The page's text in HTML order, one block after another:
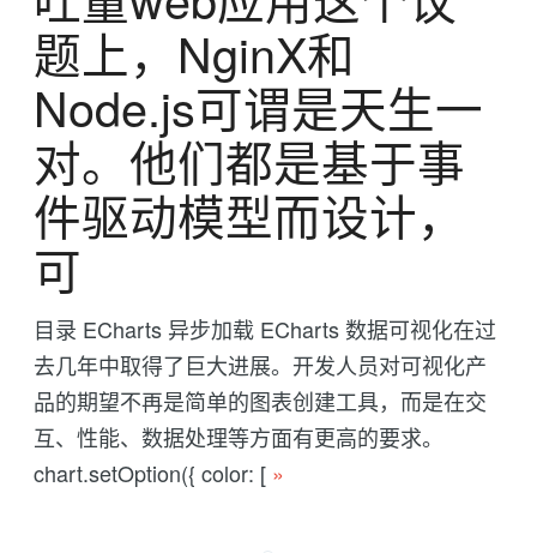
题上，NginX和
Node.js可谓是天生一
对。他们都是基于事
件驱动模型而设计，
可
目录 ECharts 异步加载 ECharts 数据可视化在过
去几年中取得了巨大进展。开发人员对可视化产
品的期望不再是简单的图表创建工具，而是在交
互、性能、数据处理等方面有更高的要求。
chart.setOption({ color: [ »